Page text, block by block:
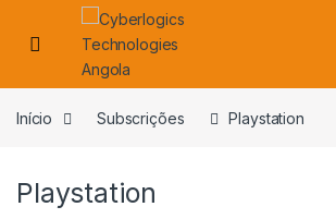
Skip to navigation
Skip to content
Início Subscrições Playstation
Playstation